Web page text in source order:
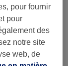
à partir de 3 €
pour fournir
pour
des
notre site
web, de